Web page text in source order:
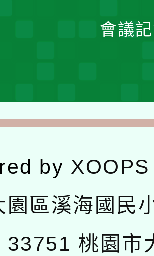
會議
by XOOPS
園區溪海國民
33751 桃園市